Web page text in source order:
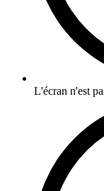
L'écran n'est